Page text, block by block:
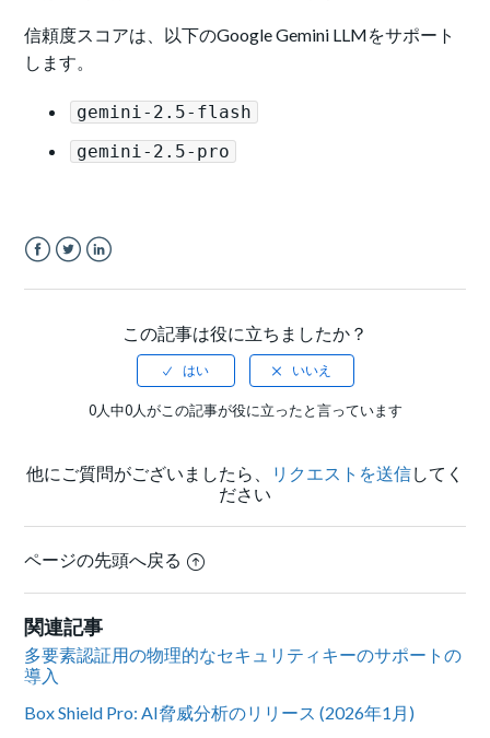
信頼度スコアは、以下のGoogle Gemini LLMをサポート
します。
gemini-2.5-flash
gemini-2.5-pro
この記事は役に立ちましたか？
0人中0人がこの記事が役に立ったと言っています
他にご質問がございましたら、 リクエストを送信してく
ださい
ページの先頭へ戻る
関連記事
多要素認証用の物理的なセキュリティキーのサポートの
導入
Box Shield Pro: AI脅威分析のリリース (2026年1月)